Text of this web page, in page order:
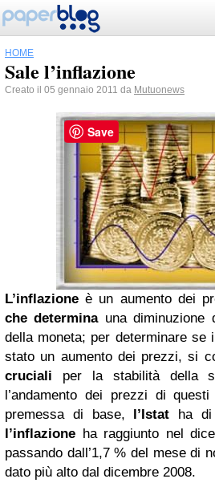
HOME
Sale l’inflazione
Creato il 05 gennaio 2011 da Mutuonews
L’inflazione è un aumento dei
che determinauna diminuzione
della moneta; per determinare se
stato un aumento dei prezzi, si
cruciali per la stabilità della
l’andamento dei prezzi di
premessa di base, l’Istat ha di
l’inflazione ha raggiunto nel
passando dall’1,7 % del mese di
dato più alto dal dicembre 2008.
Save